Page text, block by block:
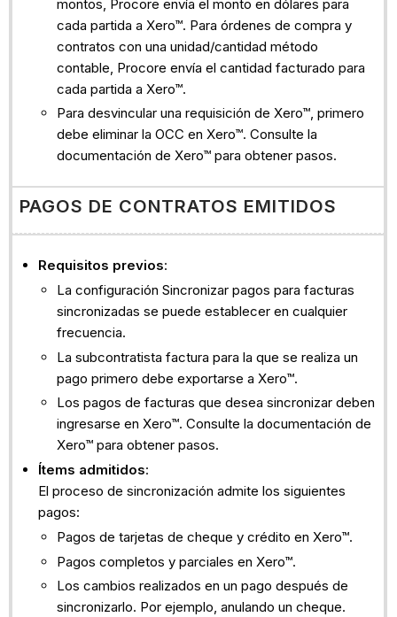
montos, Procore envía el monto en dólares para
cada partida a Xero™. Para órdenes de compra y
contratos con una unidad/cantidad método
contable, Procore envía el cantidad facturado para
cada partida a Xero™.
Para desvincular una requisición de Xero™, primero
debe eliminar la OCC en Xero™. Consulte la
documentación de Xero™ para obtener pasos.
PAGOS DE CONTRATOS EMITIDOS
Requisitos previos:
La configuración Sincronizar pagos para facturas
sincronizadas se puede establecer en cualquier
frecuencia.
La subcontratista factura para la que se realiza un
pago primero debe exportarse a Xero™.
Los pagos de facturas que desea sincronizar deben
ingresarse en Xero™. Consulte la documentación de
Xero™ para obtener pasos.
Ítems admitidos:
El proceso de sincronización admite los siguientes
pagos:
Pagos de tarjetas de cheque y crédito en Xero™.
Pagos completos y parciales en Xero™.
Los cambios realizados en un pago después de
sincronizarlo. Por ejemplo, anulando un cheque.